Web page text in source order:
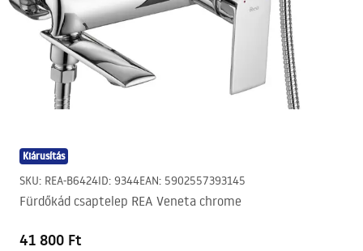
Kiárusítás
SKU: REA-B6424ID: 9344EAN: 5902557393145
Fürdőkád csaptelep REA Veneta chrome
41 800 Ft